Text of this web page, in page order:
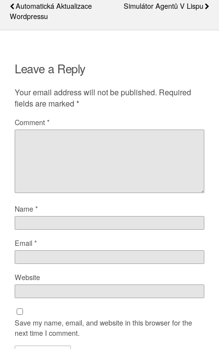
Automatická Aktualizace
Wordpressu
Simulátor Agentů V Lispu
Leave a Reply
Your email address will not be published. Required
fields are marked *
Comment*
Name*
Email*
Website
Save my name, email, and website in this browser for the
next time I comment.